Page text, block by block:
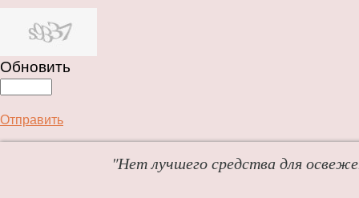
Обновить
Отправить
"Нет лучшего средства для